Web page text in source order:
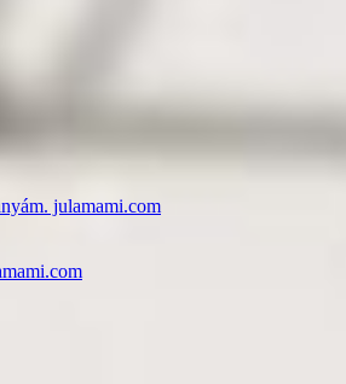
julamami.com